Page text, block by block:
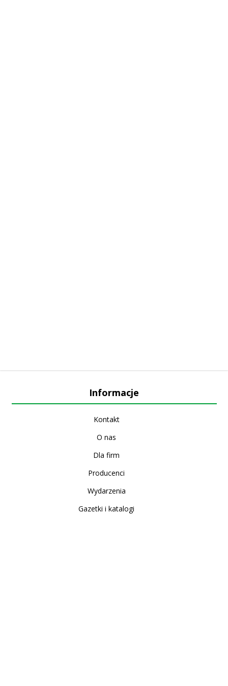
Informacje
Kontakt
O nas
Dla firm
Producenci
Wydarzenia
Gazetki i katalogi